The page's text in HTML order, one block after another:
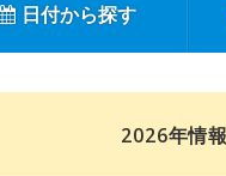
日付から探す
2026年情